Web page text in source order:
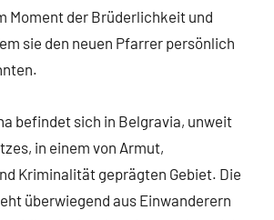
Moment der Brüderlichkeit und
sie den neuen Pfarrer persönlich
befindet sich in Belgravia, unweit
in einem von Armut,
Kriminalität geprägten Gebiet. Die
überwiegend aus Einwanderern